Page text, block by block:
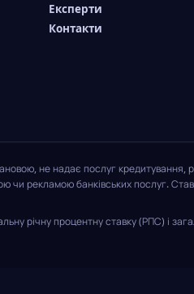
Експерти
Контакти
не надає послуг кредитування,
рекламою банківських послуг.
річну процентну ставку (РПС) і